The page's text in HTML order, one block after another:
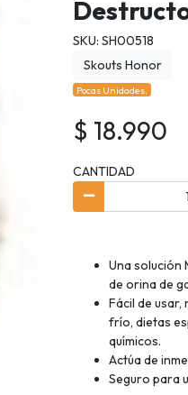
SKU: SH00518
Skouts Honor
Pocas Unidades.
$ 18.990
CANTIDAD
Una solución
de orina de
Fácil de
frío, dietas
químicos.
Actúa de
Seguro para